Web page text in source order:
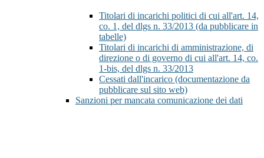
Titolari di incarichi politici di cui all'art. 14,
co. 1, del dlgs n. 33/2013 (da pubblicare in
tabelle)
Titolari di incarichi di amministrazione, di
direzione o di governo di cui all'art. 14, co.
1-bis, del dlgs n. 33/2013
Cessati dall'incarico (documentazione da
pubblicare sul sito web)
Sanzioni per mancata comunicazione dei dati